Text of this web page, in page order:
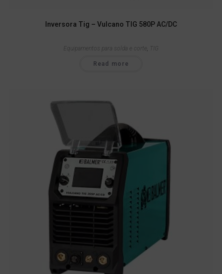
Inversora Tig – Vulcano TIG 580P AC/DC
Equipamentos para solda e corte, TIG
Read more